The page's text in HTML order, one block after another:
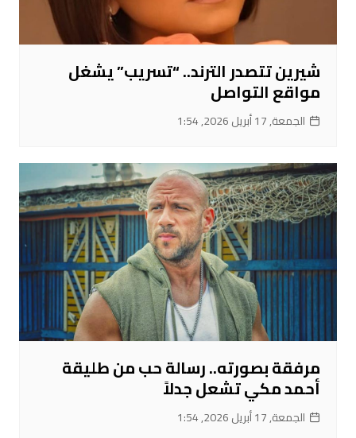
شيرين تتصدر الترند.. “تسريب” يشغل
مواقع التواصل
الجمعة, 17 أبريل 2026, 1:54
مرفقة بصورته.. رسالة حب من طليقة
أحمد مكي تشعل جدلاً
الجمعة, 17 أبريل 2026, 1:54